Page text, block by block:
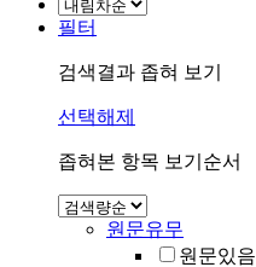
필터
검색결과 좁혀 보기
선택해제
좁혀본 항목 보기순서
원문유무
원문있음